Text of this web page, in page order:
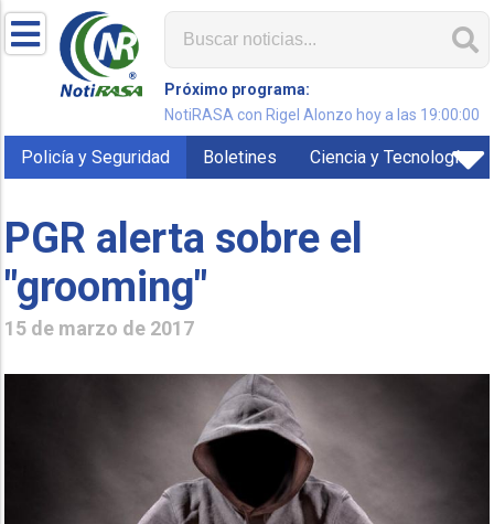
Próximo programa:
NotiRASA con Rigel Alonzo hoy a las 19:00:00
Policía y Seguridad Boletines Ciencia y Tecnología
PGR alerta sobre el
"grooming"
15 de marzo de 2017